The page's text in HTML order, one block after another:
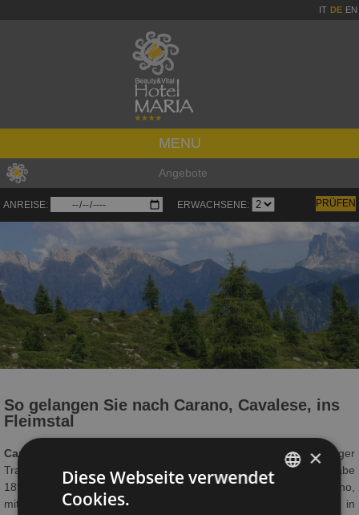
IT DE EN
MENU
Angebote
ANREISE: ERWACHSENE:
So gelangen Sie nach Carano, Cavalese, ins
Fleimstal
Carano Fleimstal
mit langer
Tradition und Gastlichkeit. Schon der BAEDECKER "Tirol" (Ausgabe
1899) schrieb: "…am linken Berghang ist dasSchwefelbad
Carano,
mit Gasthäusern,Heu
, Sommerfrische in
×
Diese Webseite verwendet
Cookies.